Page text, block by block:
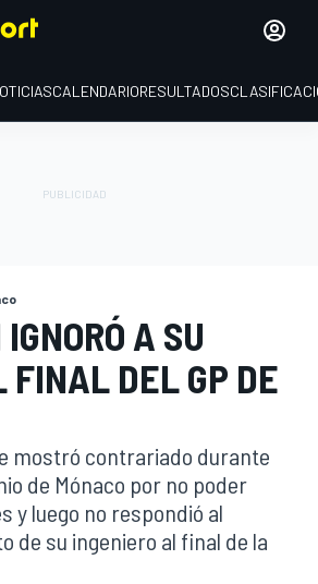
CALENDARIORESULTADOS
A SU
FINAL DEL GP DE
mostró contrariado durante
de Mónaco por no poder
y luego no respondió al
de su ingeniero al final de la